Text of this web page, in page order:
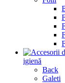
igienă
Back
Galeti